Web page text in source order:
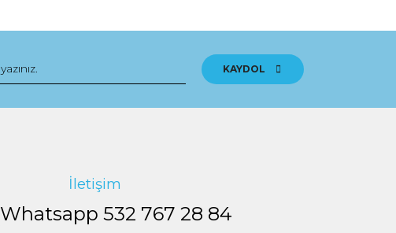
KAYDOL
İletişim
Whatsapp 532 767 28 84